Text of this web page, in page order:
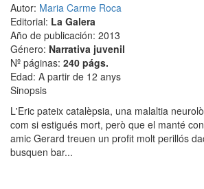
Autor: Maria Carme Roca
Editorial: La Galera
Año de publicación: 2013
Género: Narrativa juvenil
Nº páginas: 240 págs.
Edad: A partir de 12 anys
Sinopsis
L'Eric pateix catalèpsia, una malaltia
com si estigués mort, però que el manté
amic Gerard treuen un profit molt perillós
busquen bar...